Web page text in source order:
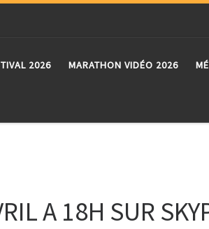
2026 MARATHON VIDÉO 2026
A 18H SUR